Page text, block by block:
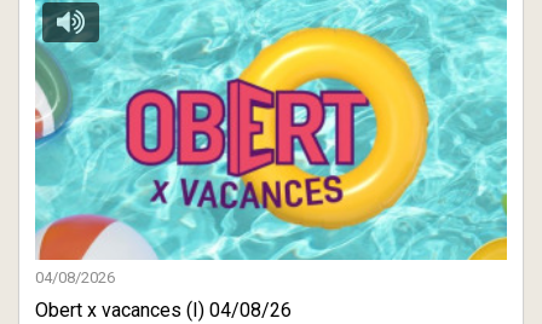
04/08/2026
Obert x vacances (I) 04/08/26